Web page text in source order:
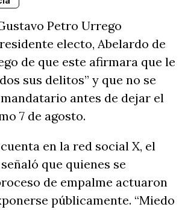
Petro Urrego
electo, Abelardo de
de que este afirmara que le
sus delitos” y que no se
antes de dejar el
7 de agosto.
en la red social X, el
que quienes se
de empalme actuaron
públicamente. “Miedo